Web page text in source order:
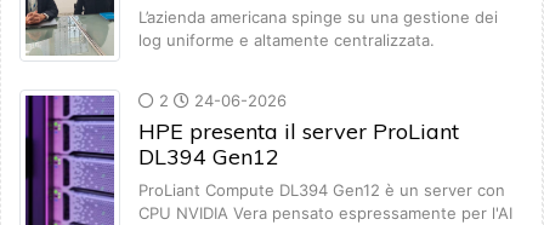
L’azienda americana spinge su una gestione dei
log uniforme e altamente centralizzata.
2 24-06-2026
HPE presenta il server ProLiant
DL394 Gen12
ProLiant Compute DL394 Gen12 è un server con
CPU NVIDIA Vera pensato espressamente per l'AI